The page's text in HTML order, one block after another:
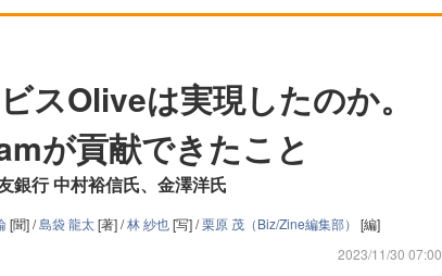
スOliveは実現したのか。
が貢献できたこと
銀行 中村裕信氏、金澤洋氏
[聞] /島袋 龍太[著] /林 紗也[写] /栗原 茂（Biz/Zine編集部） [編]
2023/11/30 07:00